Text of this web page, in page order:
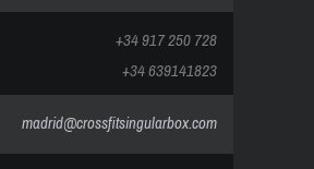
+34 917 250 728
+34 639141823
madrid@crossfitsingularbox.com